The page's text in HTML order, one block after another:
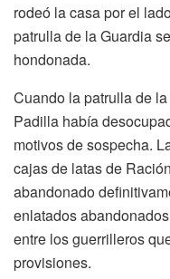
rodeó la casa por el
patrulla de la Guardia
hondonada.
Cuando la patrulla de
Padilla había
motivos de sospecha.
cajas de latas de
abandonado
enlatados
entre los guerrilleros
provisiones.